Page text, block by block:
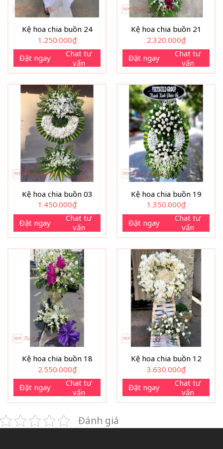
Kệ hoa chia buồn 24
1.250.000₫
Đặt ngay
Chat tư
vấn
Kệ hoa chia buồn 21
2.320.000₫
Đặt ngay
Chat tư
vấn
Kệ hoa chia buồn 03
1.450.000₫
Đặt ngay
Chat tư
vấn
Kệ hoa chia buồn 19
1.350.000₫
Đặt ngay
Chat tư
vấn
Kệ hoa chia buồn 18
2.550.000₫
Đặt ngay
Chat tư
vấn
Kệ hoa chia buồn 12
3.630.000₫
Đặt ngay
Chat tư
vấn
Đánh giá